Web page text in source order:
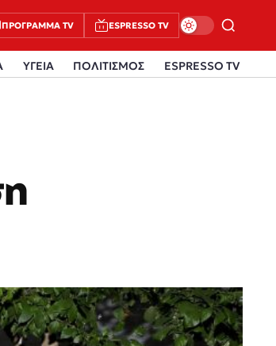
ΠΡΌΓΡΑΜΜΑ TV ESPRESSO TV
ΥΓΕΙΑ ΠΟΛΙΤΙΣΜΟΣ ESPRESSO TV